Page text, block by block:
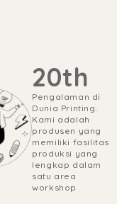
20th
Pengalaman di
Dunia Printing.
Kami adalah
produsen yang
memiliki fasilitas
produksi yang
lengkap dalam
satu area
workshop